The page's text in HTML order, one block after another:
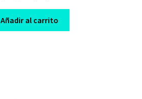
was:
$ 97,00.
is:
$ 10,00.
Añadir al carrito